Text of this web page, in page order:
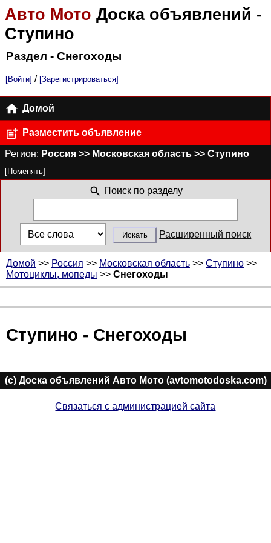
Авто Мото Доска объявлений -
Ступино
Раздел - Снегоходы
[Войти] / [Зарегистрироваться]
Домой
Разместить объявление
Регион: Россия >> Московская область >> Ступино
[Поменять]
Поиск по разделу
Расширенный поиск
Домой >> Россия >> Московская область >> Ступино >>
Мотоциклы, мопеды >> Снегоходы
Ступино - Снегоходы
(c) Доска объявлений Авто Мото (avtomotodoska.com)
Связаться с администрацией сайта